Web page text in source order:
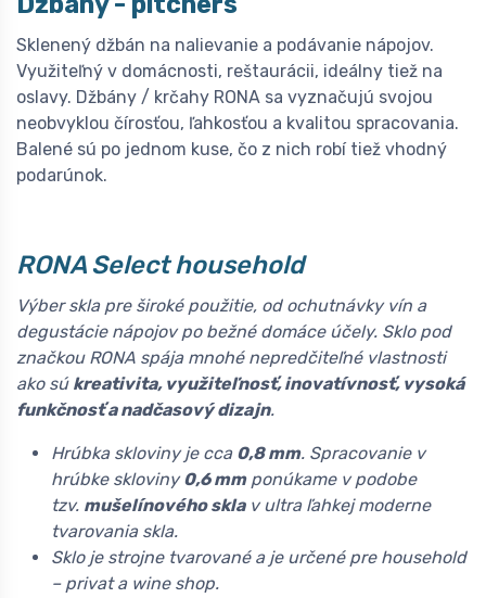
Sklenený džbán na nalievanie a podávanie nápojov.
Využiteľný v domácnosti, reštaurácii, ideálny tiež na
oslavy. Džbány / krčahy RONA sa vyznačujú svojou
neobvyklou čírosťou, ľahkosťou a kvalitou spracovania.
Balené sú po jednom kuse, čo z nich robí tiež vhodný
podarúnok.
RONA Select household
Výber skla pre široké použitie, od ochutnávky vín a
degustácie nápojov po bežné domáce účely. Sklo pod
značkou RONA spája mnohé nepredčiteľné vlastnosti
ako sú kreativita, využiteľnosť, inovatívnosť, vysoká
funkčnosť a nadčasový dizajn.
Hrúbka skloviny je cca 0,8 mm. Spracovanie v
hrúbke skloviny0,6 mmponúkame v podobe
tzv. mušelínového sklav ultra ľahkej moderne
tvarovania skla.
Sklo je strojne tvarované a je určené pre household
– privat a wine shop.